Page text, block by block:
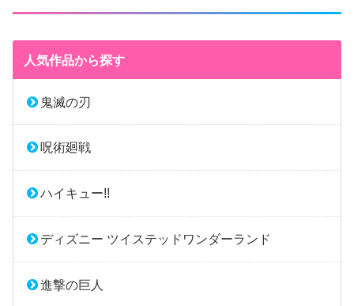
人気作品から探す
鬼滅の刃
呪術廻戦
ハイキュー!!
ディズニー ツイステッドワンダーランド
進撃の巨人